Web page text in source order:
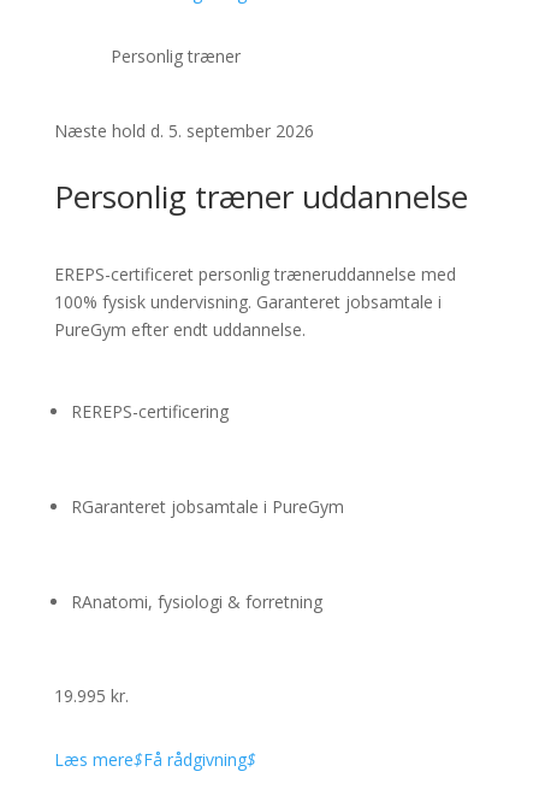
Personlig træner
Næste hold d. 5. september 2026
Personlig træner uddannelse
EREPS-certificeret personlig træner­uddannelse med
100% fysisk undervisning. Garanteret jobsamtale i
PureGym efter endt uddannelse.
REREPS-certificering
RGaranteret jobsamtale i PureGym
RAnatomi, fysiologi & forretning
19.995 kr.
Læs mere$Få rådgivning$